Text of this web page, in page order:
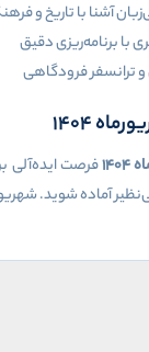
آشنا با تاریخ و
برنامه‌ریزی دقیق
ترانسفر فرودگاهی
۱۴۰۴
۱۴۰۴فرصت ایده‌آلی
آماده شوید.